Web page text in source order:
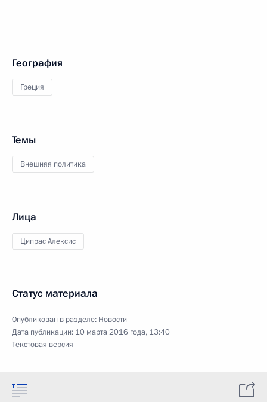
География
Греция
Темы
Внешняя политика
Лица
Ципрас Алексис
Статус материала
Опубликован в разделе: Новости
Дата публикации: 10 марта 2016 года, 13:40
Текстовая версия